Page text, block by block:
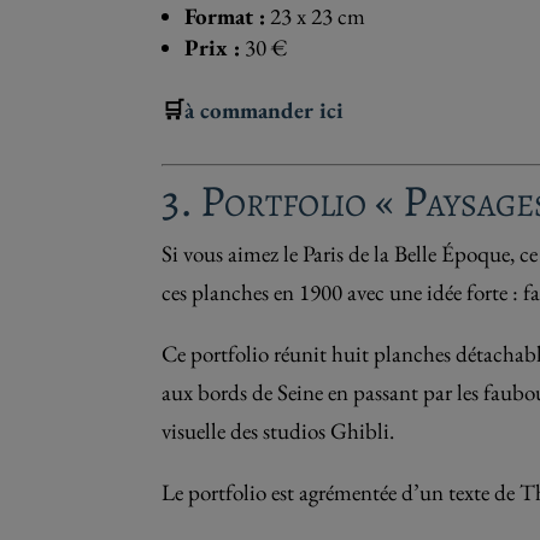
Format : 23 x 23 cm
Prix : 30 €
🛒à commander ici
3. Portfolio «
Si vous aimez le Paris de la Belle Époque,
ces planches en 1900 avec une idée forte :
Ce portfolio réunit huit planches
aux bords de Seine en passant par les
visuelle des studios Ghibli.
Le portfolio est agrémentée d’un texte de